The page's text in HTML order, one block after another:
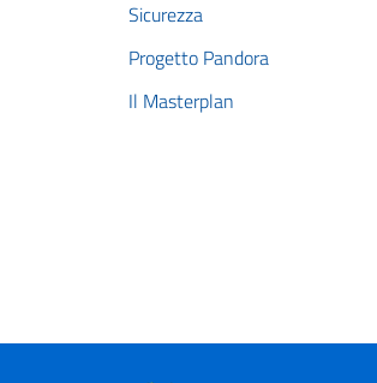
Sicurezza
Progetto Pandora
Il Masterplan